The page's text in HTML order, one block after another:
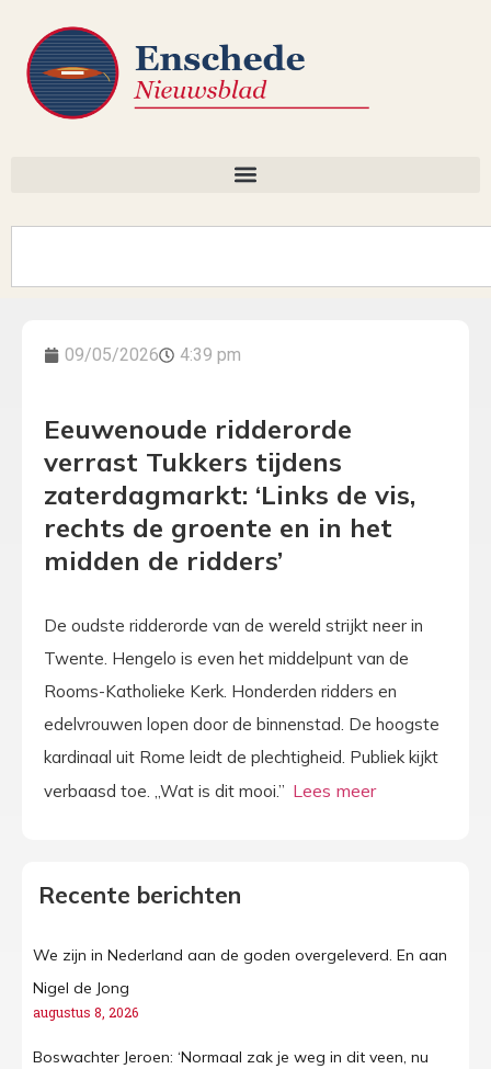
09/05/2026 4:39 pm
Eeuwenoude ridderorde
verrast Tukkers tijdens
zaterdagmarkt: ‘Links de vis,
rechts de groente en in het
midden de ridders’
De oudste ridderorde van de wereld strijkt neer in
Twente. Hengelo is even het middelpunt van de
Rooms-Katholieke Kerk. Honderden ridders en
edelvrouwen lopen door de binnenstad. De hoogste
kardinaal uit Rome leidt de plechtigheid. Publiek kijkt
verbaasd toe. „Wat is dit mooi.”
Recente berichten
We zijn in Nederland aan de goden overgeleverd. En aan
Nigel de Jong
augustus 8, 2026
Boswachter Jeroen: ‘Normaal zak je weg in dit veen, nu